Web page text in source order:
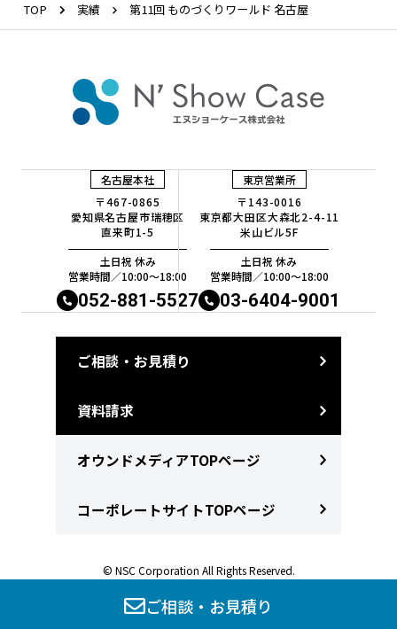
TOP 実績 第11回 ものづくりワールド 名古屋
名古屋本社
〒467-0865
愛知県名古屋市瑞穂区
直来町1-5
土日祝 休み
営業時間／10:00〜18:00
052-881-5527
東京営業所
〒143-0016
東京都大田区大森北2-4-11
米山ビル5F
土日祝 休み
営業時間／10:00〜18:00
03-6404-9001
ご相談・お見積り
資料請求
オウンドメディアTOPページ
コーポレートサイトTOPページ
© NSC Corporation All Rights Reserved.
ご相談・お見積り